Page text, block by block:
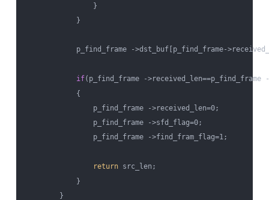
}
}
p_find_frame ->dst_buf[p_find_frame-
if(p_find_frame -
{
p_find_frame ->received_len=0;
p_find_frame ->sfd_flag=0;
p_find_frame ->find_fram_flag=1;
return src_len;
}
}